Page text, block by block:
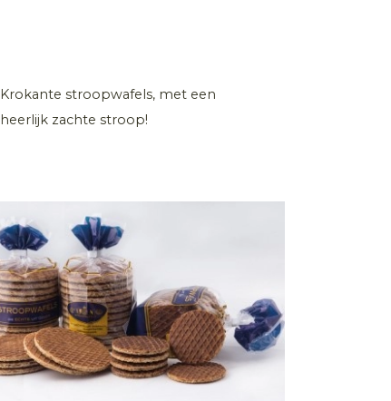
Krokante stroopwafels, met een
heerlijk zachte stroop!